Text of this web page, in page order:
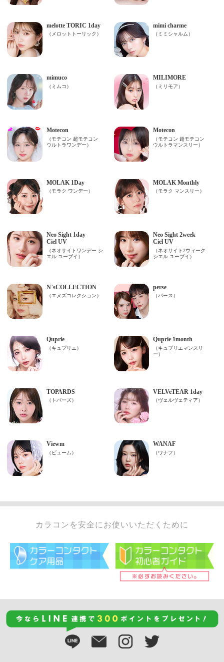
カラコンを安全にお使いいただくために